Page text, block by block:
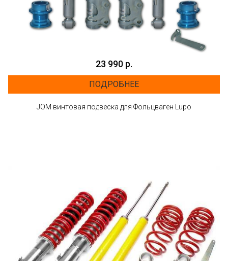
23 990 р.
ПОДРОБНЕЕ
JOM винтовая подвеска для Фольцваген Lupo